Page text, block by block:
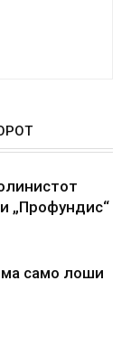
„Профундис“
само лоши